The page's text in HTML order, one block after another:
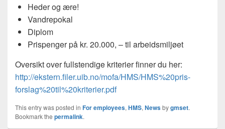
Heder og ære!
Vandrepokal
Diplom
Prispenger på kr. 20.000, – til arbeidsmiljøet
Oversikt over fullstendige kriterier finner du her:
http://ekstern.filer.uib.no/mofa/HMS/HMS%20pris-
forslag%20til%20kriterier.pdf
This entry was posted in For employees, HMS, Newsbygmset.
Bookmark the permalink.